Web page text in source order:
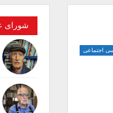
اجتماعی
شورای